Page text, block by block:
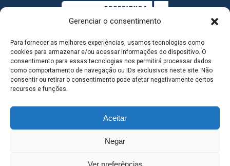
Gerenciar o consentimento
Para fornecer as melhores experiências, usamos tecnologias como
cookies para armazenar e/ou acessar informações do dispositivo. O
consentimento para essas tecnologias nos permitirá processar dados
como comportamento de navegação ou IDs exclusivos neste site. Não
consentir ou retirar o consentimento pode afetar negativamente certos
recursos e funções.
Aceitar
Negar
Ver preferências
MAPA DO SITE
SEDE DO ADMINISTRATIVO MUNICIPAL - Avenida